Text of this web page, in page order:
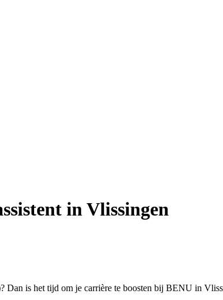
in Vlissingen
Dan is het tijd om je carrière te boosten bij BENU in